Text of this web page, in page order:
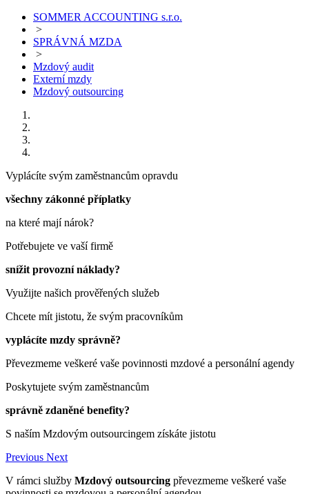
SOMMER ACCOUNTING s.r.o.
>
SPRÁVNÁ MZDA
>
Mzdový audit
Externí mzdy
Mzdový outsourcing
Vyplácíte svým zaměstnancům opravdu
všechny zákonné příplatky
na které mají nárok?
Potřebujete ve vaší firmě
snížit provozní náklady?
Využijte našich prověřených služeb
Chcete mít jistotu, že svým pracovníkům
vyplácíte mzdy správně?
Převezmeme veškeré vaše povinnosti mzdové a personální agendy
Poskytujete svým zaměstnancům
správně zdaněné benefity?
S naším Mzdovým outsourcingem získáte jistotu
Previous Next
V rámci služby Mzdový outsourcing převezmeme veškeré vaše